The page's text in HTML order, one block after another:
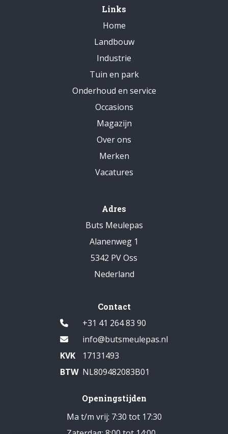
Links
Home
Landbouw
Industrie
Tuin en park
Onderhoud en service
Occasions
Magazijn
Over ons
Merken
Vacatures
Adres
Buts Meulepas
Alanenweg 1
5342 PV Oss
Nederland
Contact
+31 41 264 83 90
info@butsmeulepas.nl
KVK
17131493
BTW NL809482083B01
Openingstijden
Ma t/m vrij: 7:30 tot 17:30